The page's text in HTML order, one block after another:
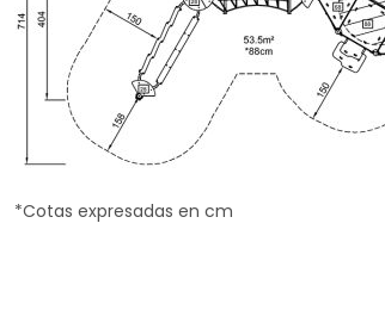
*Cotas expresadas en cm